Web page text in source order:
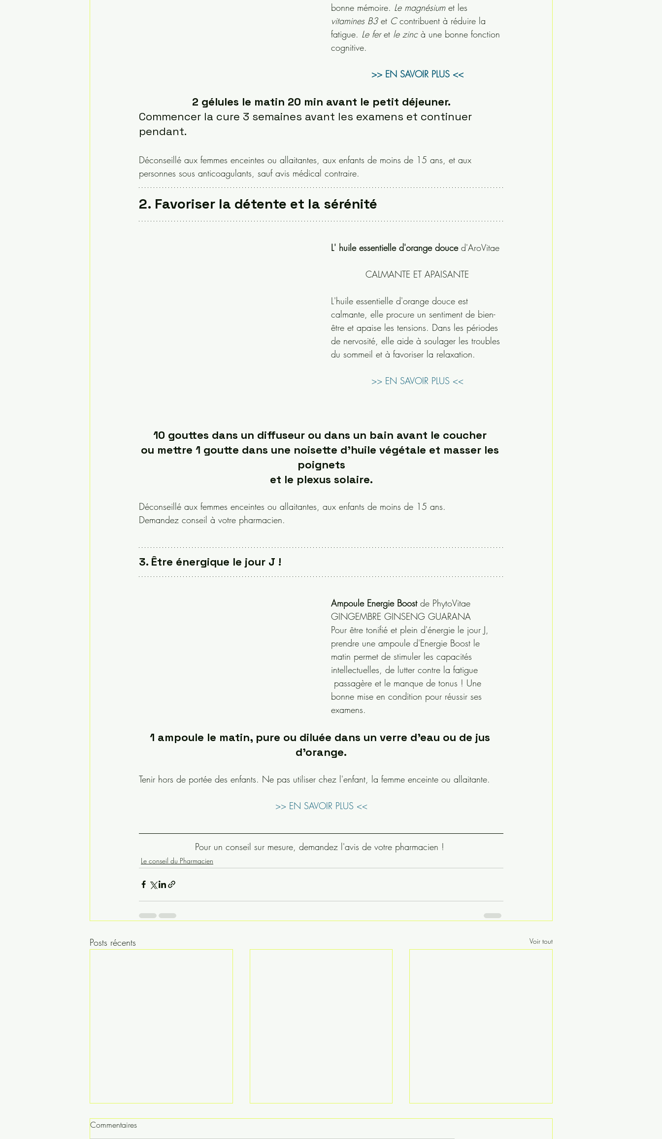
bonne mémoire. Le magnésium et les
vitamines B3 et C contribuent à réduire la
fatigue. Le fer et le zinc à une bonne fonction
cognitive.
>> EN SAVOIR PLUS <<
2 gélules le matin 20 min avant le petit déjeuner.
Commencer la cure 3 semaines avant les examens et continuer
pendant.
Déconseillé aux femmes enceintes ou allaitantes, aux enfants de moins de 15 ans, et aux
personnes sous anticoagulants, sauf avis médical contraire.
2. Favoriser la détente et la sérénité
L' huile essentielle d'orange douce d'AroVitae
CALMANTE ET APAISANTE
L'huile essentielle d'orange douce est
calmante, elle procure un sentiment de bien-
être et apaise les tensions. Dans les périodes
de nervosité, elle aide à soulager les troubles
du sommeil et à favoriser la relaxation.
>> EN SAVOIR PLUS <<
10 gouttes dans un diffuseur ou dans un bain avant le coucher
ou mettre 1 goutte dans une noisette d'huile végétale et masser les
poignets
et le plexus solaire.
Déconseillé aux femmes enceintes ou allaitantes, aux enfants de moins de 15 ans.
Demandez conseil à votre pharmacien.
3. Être énergique le jour J !
Ampoule Energie Boost de PhytoVitae
GINGEMBRE GINSENG GUARANA
Pour être tonifié et plein d'énergie le jour J,
prendre une ampoule d'Energie Boost le
matin permet de stimuler les capacités
intellectuelles, de lutter contre la fatigue
bonne mise en condition pour réussir ses
examens.
1 ampoule le matin, pure ou diluée dans un verre d'eau ou de jus
d'orange.
Tenir hors de portée des enfants. Ne pas utiliser chez l'enfant, la femme enceinte ou allaitante.
>> EN SAVOIR PLUS <<
Pour un conseil sur mesure, demandez l'avis de votre pharmacien !
Le conseil du Pharmacien
Posts récents Voir tout
Commentaires